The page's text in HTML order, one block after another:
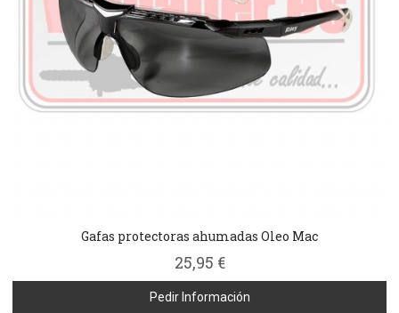
Gafas protectoras ahumadas Oleo Mac
25,95 €
Pedir Información